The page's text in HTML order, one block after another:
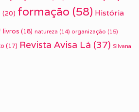
(20) formação (58) História
livros (18) natureza (14) organização (15)
(17) Revista Avisa Lá (37) Silvana